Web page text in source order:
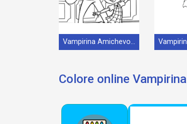
Vampirina Amichevole
Colore online Vampirina